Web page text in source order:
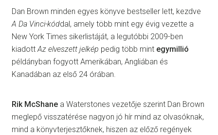
Dan Brown minden egyes könyve bestseller lett, kezdve
A Da Vinci-kóddal, amely több mint egy évig vezette a
New York Times sikerlistáját, a legutóbbi 2009-ben
kiadottAz elveszett jelkép pedig több mint egymillió
példányban fogyott Amerikában, Angliában és
Kanadában az első 24 órában.
Rik McShane a Waterstones vezetője szerint Dan Brown
meglepő visszatérése nagyon jó hír mind az olvasóknak,
mind a könyvterjesztőknek, hiszen az előző regények